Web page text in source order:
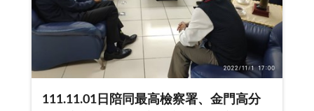
111.11.01日陪同最高檢察署、金門高分